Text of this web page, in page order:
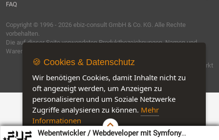
Webentwickler / Webdeveloper mit Symfony
FAQ
Copyright © 1996 - 2026 ebiz-consult GmbH & Co. KG. Alle Rechte
vorbehalten.
Die auf dieser Seite verwendeten Produktbezeichnungen, Namen und
Warenzeichen sind Eigentum der jeweiligen Firmen.
Software by IQ-Markt
🍪 Cookies & Datenschutz
Wir benötigen Cookies, damit Inhalte nicht zu
oft angezeigt werden, um Anzeigen zu
personalisieren und um Soziale Netzwerke
Zugriffe analysieren zu können. Mehr
Informationen